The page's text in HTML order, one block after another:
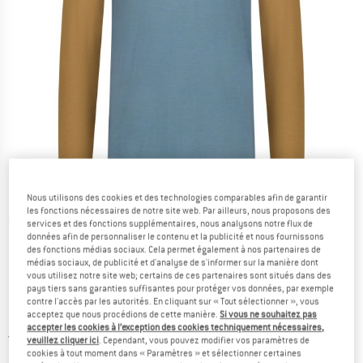
Photos détaillées
Prix:
119,95€ TVA incl.
Livraison gratuite(FR)France. Informations sur les frais de
Nous utilisons des cookies et des technologies comparables afin de garantir
les fonctions nécessaires de notre site web. Par ailleurs, nous proposons des
services et des fonctions supplémentaires, nous analysons notre flux de
données afin de personnaliser le contenu et la publicité et nous fournissons
des fonctions médias sociaux. Cela permet également à nos partenaires de
médias sociaux, de publicité et d'analyse de s'informer sur la manière dont
vous utilisez notre site web; certains de ces partenaires sont situés dans des
pays tiers sans garanties suffisantes pour protéger vos données, par exemple
contre l'accès par les autorités. En cliquant sur « Tout sélectionner », vous
acceptez que nous procédions de cette manière.Si vous ne souhaitez pas
accepter les cookies à l’exception des cookies techniquement nécessaires,
veuillez cliquer ici. Cependant, vous pouvez modifier vos paramètres de
cookies à tout moment dans « Paramètres » et sélectionner certaines